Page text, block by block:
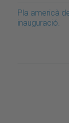
Pla americà
inauguració.